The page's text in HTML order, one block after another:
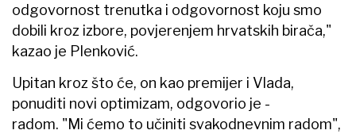
odgovornost trenutka i odgovornost koju smo
dobili kroz izbore, povjerenjem hrvatskih birača,"
kazao je Plenković.
Upitan kroz što će, on kao premijer i Vlada,
ponuditi novi optimizam, odgovorio je -
radom. "Mi ćemo to učiniti svakodnevnim radom",